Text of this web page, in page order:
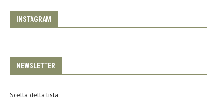
INSTAGRAM
NEWSLETTER
Scelta della lista